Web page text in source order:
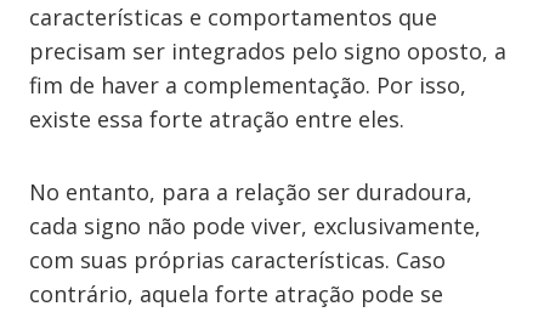
características e comportamentos que
precisam ser integrados pelo signo oposto, a
fim de haver a complementação. Por isso,
existe essa forte atração entre eles.
No entanto, para a relação ser duradoura,
cada signo não pode viver, exclusivamente,
com suas próprias características. Caso
contrário, aquela forte atração pode se